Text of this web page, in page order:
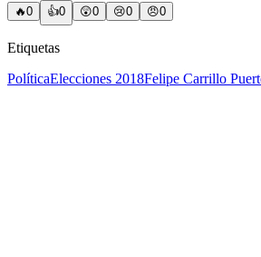
🔥0 👍0 😲0 😢0 😠0
Etiquetas
PolíticaElecciones 2018Felipe Carrillo